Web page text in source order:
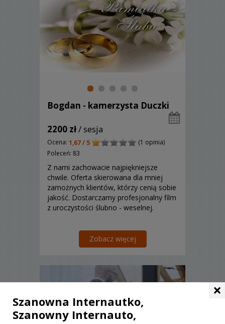
Bogdan - kamerzysta Duczki
2200 zł/ sesja
Ocena: 1,67 / 5
(1 opinia)
Poleceń: 83
Z nami zachowacie najpiękniejsze
chwile. Oferta skierowana dla mniej
zamożnych klientów, którzy cenią sobie
jakość. Dostarczamy profesjonalny film
z uroczystości ślubno - weselnej.
Zobacz więcej
×
Szanowna Internautko,
Szanowny Internauto,